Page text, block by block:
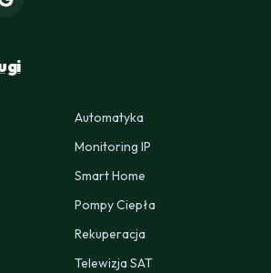
Automatyka
Monitoring IP
Smart Home
Pompy Ciepła
Rekuperacja
Telewizja SAT